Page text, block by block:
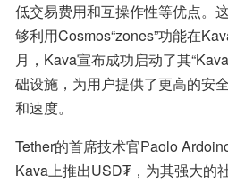
低交易费用和互操作性等优点。
够利用Cosmos“zones”功能在
月，Kava宣布成功启动了其
础设施，为用户提供了更高的安
和速度。
Tether的首席技术官Paolo
Kava上推出USD₮，为其强大的